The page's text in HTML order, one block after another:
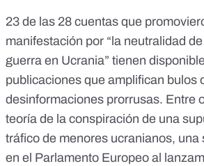
23 de las 28 cuentas que
manifestación por “la neutralidad
guerra en Ucrania” tienen
publicaciones que amplifican bulos
desinformaciones prorrusas. Entre
teoría de la conspiración de una
tráfico de menores ucranianos, una
en el Parlamento Europeo al